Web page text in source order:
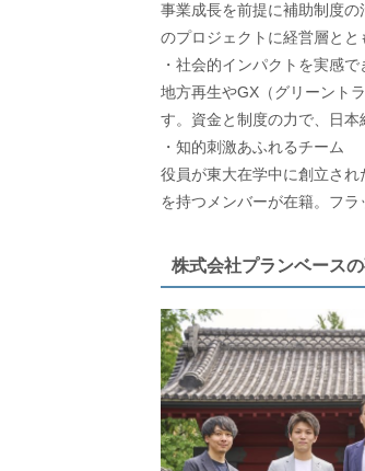
事業成長を前提に補助制度
のプロジェクトに経営層とと
・社会的インパクトを実感で
地方再生やGX（グリーント
す。資金と制度の力で、日本
・知的刺激あふれるチーム
役員が東大在学中に創立さ
を持つメンバーが在籍。フ
株式会社プランベース